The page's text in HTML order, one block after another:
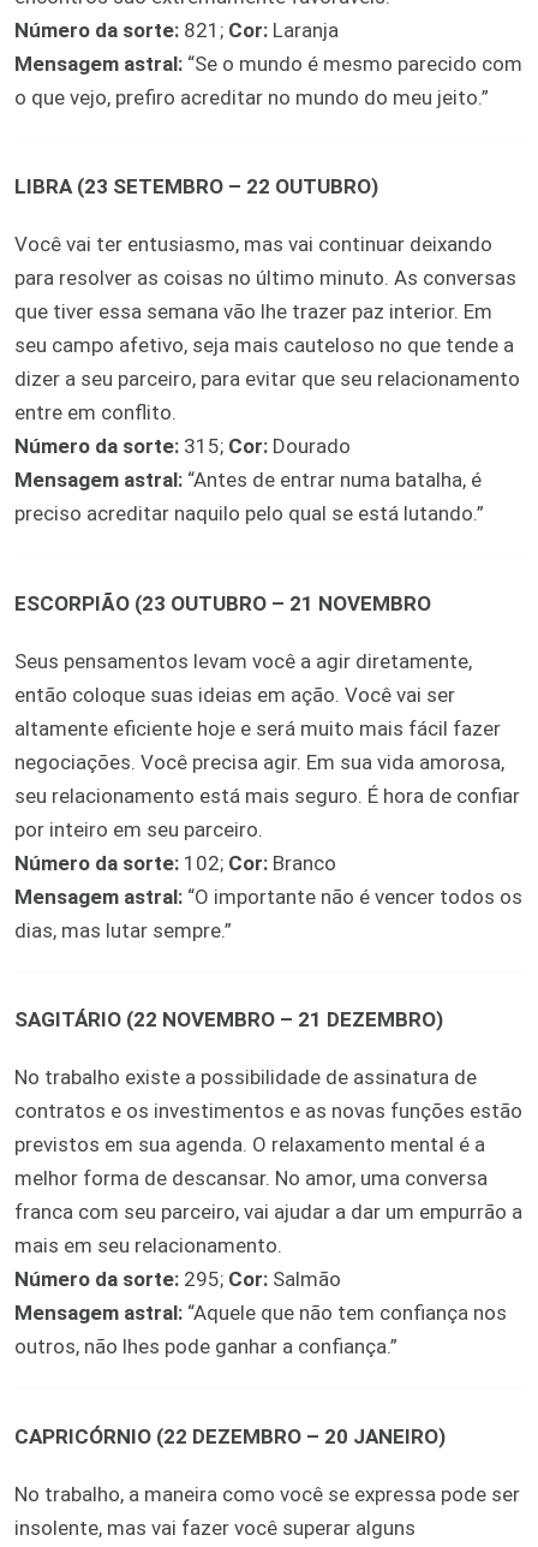
Número da sorte: 821; Cor: Laranja
Mensagem astral: “Se o mundo é mesmo parecido com
o que vejo, prefiro acreditar no mundo do meu jeito.”
LIBRA (23 SETEMBRO – 22 OUTUBRO)
Você vai ter entusiasmo, mas vai continuar deixando
para resolver as coisas no último minuto. As conversas
que tiver essa semana vão lhe trazer paz interior. Em
seu campo afetivo, seja mais cauteloso no que tende a
dizer a seu parceiro, para evitar que seu relacionamento
entre em conflito.
Número da sorte: 315; Cor: Dourado
Mensagem astral: “Antes de entrar numa batalha, é
preciso acreditar naquilo pelo qual se está lutando.”
ESCORPIÃO (23 OUTUBRO – 21 NOVEMBRO
Seus pensamentos levam você a agir diretamente,
então coloque suas ideias em ação. Você vai ser
altamente eficiente hoje e será muito mais fácil fazer
negociações. Você precisa agir. Em sua vida amorosa,
seu relacionamento está mais seguro. É hora de confiar
por inteiro em seu parceiro.
Número da sorte: 102; Cor: Branco
Mensagem astral: “O importante não é vencer todos os
dias, mas lutar sempre.”
SAGITÁRIO (22 NOVEMBRO – 21 DEZEMBRO)
No trabalho existe a possibilidade de assinatura de
contratos e os investimentos e as novas funções estão
previstos em sua agenda. O relaxamento mental é a
melhor forma de descansar. No amor, uma conversa
franca com seu parceiro, vai ajudar a dar um empurrão a
mais em seu relacionamento.
Número da sorte: 295; Cor: Salmão
Mensagem astral: “Aquele que não tem confiança nos
outros, não lhes pode ganhar a confiança.”
CAPRICÓRNIO (22 DEZEMBRO – 20 JANEIRO)
No trabalho, a maneira como você se expressa pode ser
insolente, mas vai fazer você superar alguns